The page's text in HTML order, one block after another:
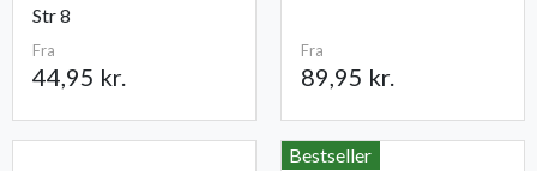
Str 8
Fra
44,95 kr.
Fra
89,95 kr.
Bestseller